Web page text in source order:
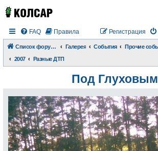
FAQ Правила Регистрация
Список форумов Галерея События
2007
Разные ДТП
Под Глуховым